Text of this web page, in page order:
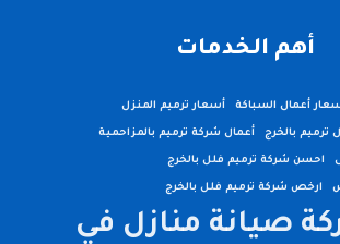
أهم الخدمات
أعمال السباكة أسعار ترميم المنزل
ترميم بالخرج أعمال شركة ترميم بالمزاحمية
احسن شركة ترميم فلل بالخرج
ارخص شركة ترميم فلل بالخرج
صيانة منازل في